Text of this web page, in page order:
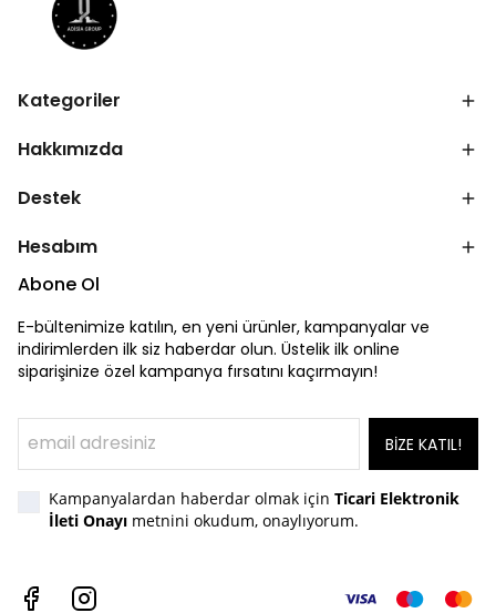
Kategoriler
Hakkımızda
Destek
Hesabım
Abone Ol
E-bültenimize katılın, en yeni ürünler, kampanyalar ve
indirimlerden ilk siz haberdar olun. Üstelik ilk online
siparişinize özel kampanya fırsatını kaçırmayın!
BİZE KATIL!
Kampanyalardan haberdar olmak için Ticari Elektronik
İleti Onayı metnini okudum, onaylıyorum.